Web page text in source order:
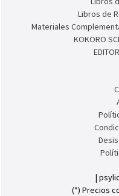
Coleçao
MAN.
Libros
Materiales
KOKORO